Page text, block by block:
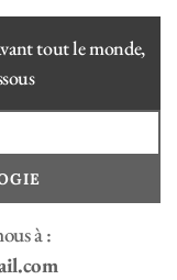
Le dos
en forme de
Cette robe incarne
contemporain.
tout le monde,
à :